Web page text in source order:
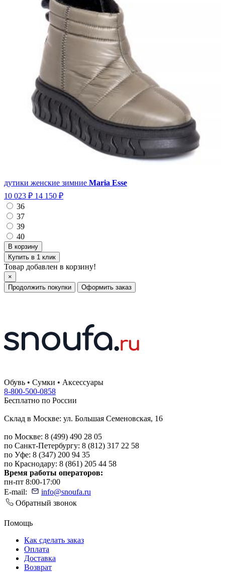
дутики женские зимние Maria Esse
10 023 ₽ 14 150 ₽
36
37
39
40
Купить в 1 клик
Товар добавлен в корзину!
×
Продолжить покупки
Оформить заказ
Обувь • Сумки • Аксессуары
8-800-500-0858
Бесплатно по России
Склад в Москве: ул. Большая Семеновская, 16
по Москве: 8 (499) 490 28 05
по Санкт-Петербургу: 8 (812) 317 22 58
по Уфе: 8 (347) 200 94 35
по Краснодару: 8 (861) 205 44 58
Время работы операторов:
пн-пт 8:00-17:00
E-mail:
info@snoufa.ru
Обратный звонок
Помощь
Как сделать заказ
Оплата
Доставка
Возврат